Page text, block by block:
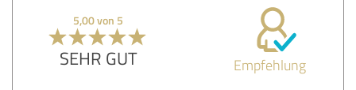
5,00 von 5
SEHR GUT Empfehlung